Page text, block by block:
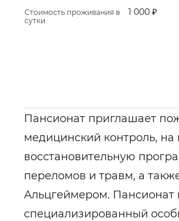
Стоимость проживания в
сутки
1 000 ₽
Пансионат приглашает
медицинский контроль,
восстановительную
переломов и травм, а
Альцгеймером.
специализированный